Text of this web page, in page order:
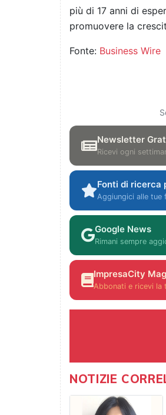
più di 17 anni di
promuovere la
Fonte: Business Wire
Newsletter
Ricevi ogni
Fonti di ricerca
Aggiungici alle tue
Google News
Rimani sempre
ImpresaCity
Abbonati e ricevi la
NOTIZIE